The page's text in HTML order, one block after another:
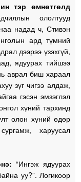
тэр өмнөтгөлд
ололтууд
надад ч, Стивэн
ард түмний
дээрээ үзэхгүй,
ядуурах тийшээ
аврал биш хараал
зүг чигээ алдаж,
гэсэн эмзэглэл
хүний тархинд
олон хүний өдөр
харуусал
“Ингэж ядуурах
уу?”. Логикоор